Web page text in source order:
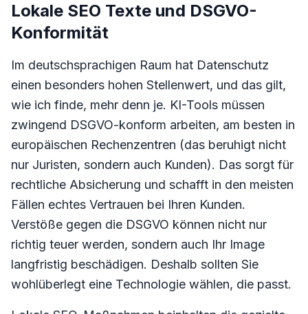
Lokale SEO Texte und DSGVO-
Konformität
Im deutschsprachigen Raum hat Datenschutz
einen besonders hohen Stellenwert, und das gilt,
wie ich finde, mehr denn je. KI-Tools müssen
zwingend DSGVO-konform arbeiten, am besten in
europäischen Rechenzentren (das beruhigt nicht
nur Juristen, sondern auch Kunden). Das sorgt für
rechtliche Absicherung und schafft in den meisten
Fällen echtes Vertrauen bei Ihren Kunden.
Verstöße gegen die DSGVO können nicht nur
richtig teuer werden, sondern auch Ihr Image
langfristig beschädigen. Deshalb sollten Sie
wohlüberlegt eine Technologie wählen, die passt.